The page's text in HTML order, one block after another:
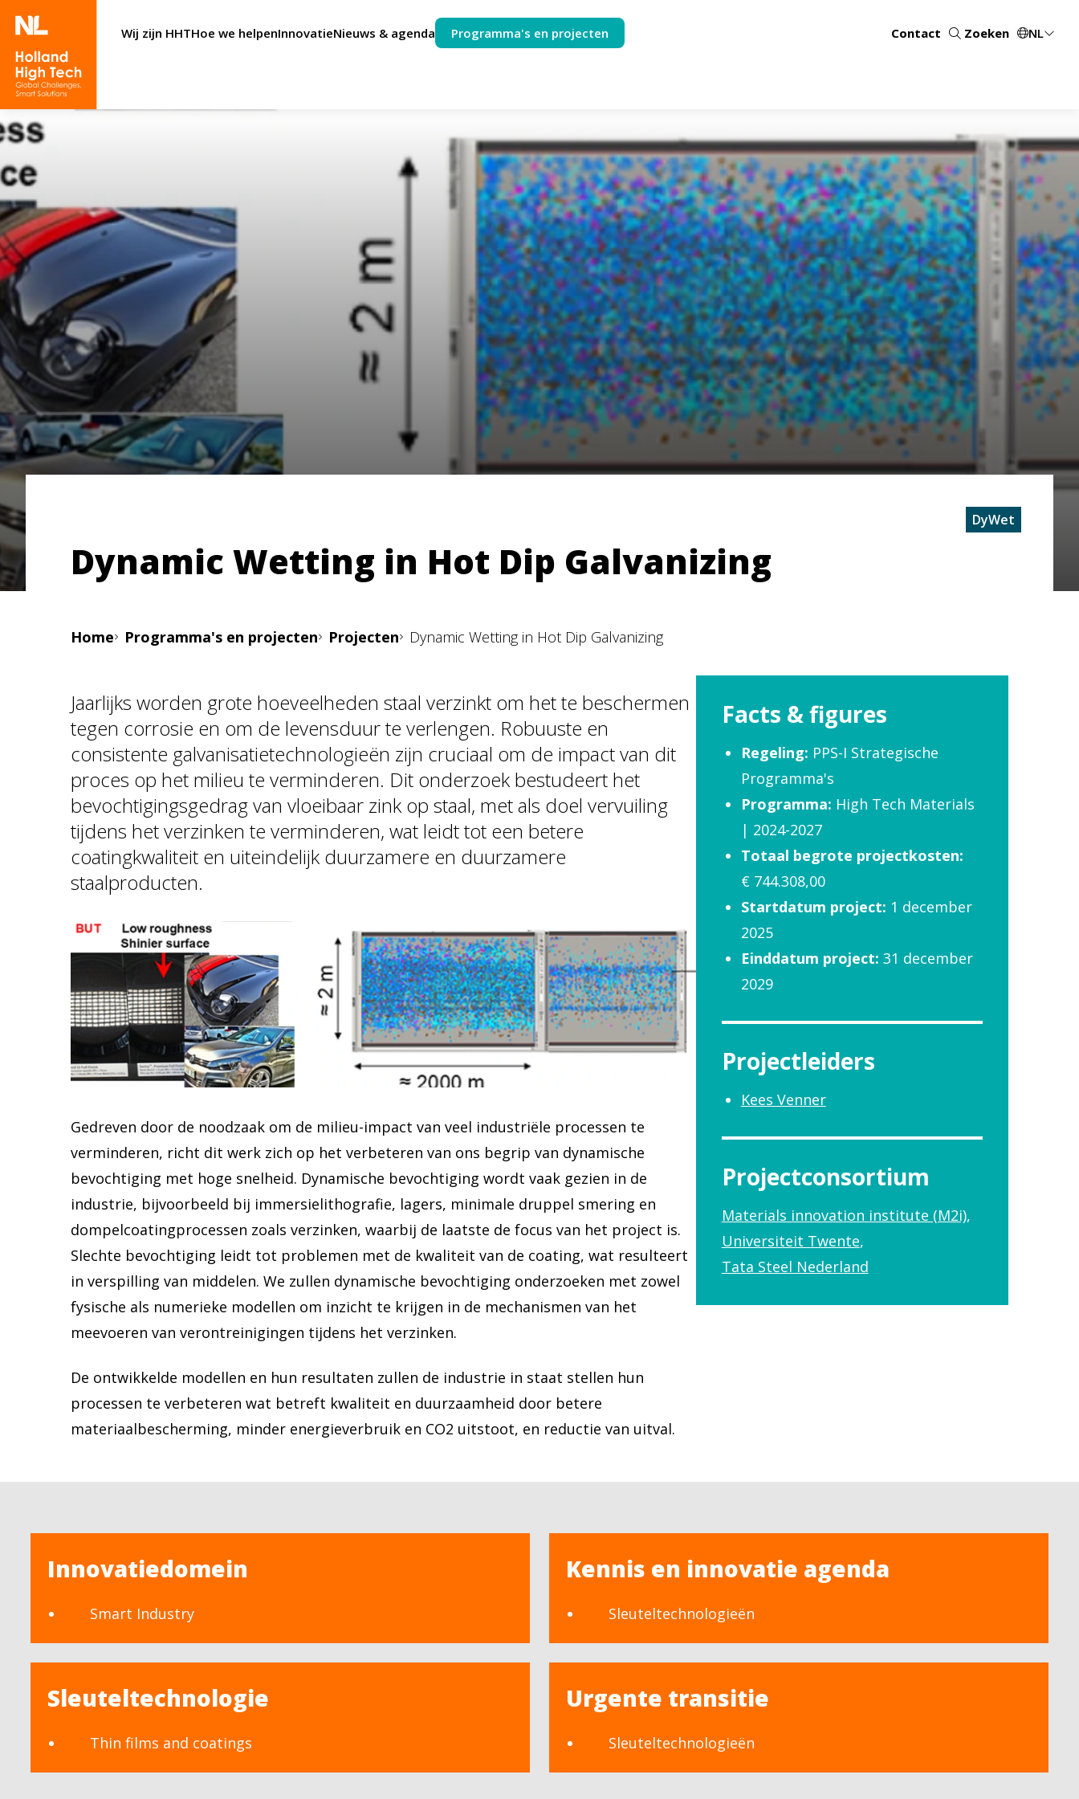
Wij zijn HHTHoe we helpenInnovatieNieuws & agenda Programma's en projecten Contact Zoeken NL
DyWet
Dynamic Wetting in Hot Dip Galvanizing
Home Programma's en projecten Projecten Dynamic Wetting in Hot Dip Galvanizing
Jaarlijks worden grote hoeveelheden staal verzinkt om het te beschermen
tegen corrosie en om de levensduur te verlengen. Robuuste en
consistente galvanisatietechnologieën zijn cruciaal om de impact van dit
proces op het milieu te verminderen. Dit onderzoek bestudeert het
bevochtigingsgedrag van vloeibaar zink op staal, met als doel vervuiling
tijdens het verzinken te verminderen, wat leidt tot een betere
coatingkwaliteit en uiteindelijk duurzamere en duurzamere
staalproducten.
Gedreven door de noodzaak om de milieu-impact van veel industriële processen te
verminderen, richt dit werk zich op het verbeteren van ons begrip van dynamische
bevochtiging met hoge snelheid. Dynamische bevochtiging wordt vaak gezien in de
industrie, bijvoorbeeld bij immersielithografie, lagers, minimale druppel smering en
dompelcoatingprocessen zoals verzinken, waarbij de laatste de focus van het project is.
Slechte bevochtiging leidt tot problemen met de kwaliteit van de coating, wat resulteert
in verspilling van middelen. We zullen dynamische bevochtiging onderzoeken met zowel
fysische als numerieke modellen om inzicht te krijgen in de mechanismen van het
meevoeren van verontreinigingen tijdens het verzinken.
De ontwikkelde modellen en hun resultaten zullen de industrie in staat stellen hun
processen te verbeteren wat betreft kwaliteit en duurzaamheid door betere
materiaalbescherming, minder energieverbruik en CO2 uitstoot, en reductie van uitval.
Facts & figures
Regeling: PPS-I Strategische
Programma's
Programma: High Tech Materials
| 2024-2027
Totaal begrote projectkosten:
€ 744.308,00
Startdatum project: 1 december
2025
Einddatum project: 31 december
2029
Projectleiders
Kees Venner
Projectconsortium
Materials innovation institute (M2i)
Universiteit Twente
Tata Steel Nederland
Innovatiedomein
Smart Industry
Kennis en innovatie agenda
Sleuteltechnologieën
Sleuteltechnologie
Thin films and coatings
Urgente transitie
Sleuteltechnologieën